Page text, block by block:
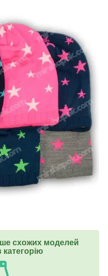
схожих моделей
категорію